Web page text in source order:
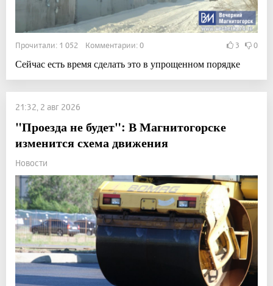
Прочитали: 1 052 Комментарии: 0 3 0
Сейчас есть время сделать это в упрощенном порядке
21:32, 2 авг 2026
"Проезда не будет": В Магнитогорске
изменится схема движения
Новости